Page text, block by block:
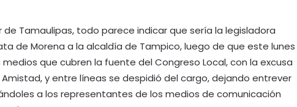
de Tamaulipas, todo parece indicar que sería la legisladora
de Morena a la alcaldía de Tampico, luego de que este lunes
que cubren la fuente del Congreso Local, con la excusa
y entre líneas se despidió del cargo, dejando entrever
a los representantes de los medios de comunicación